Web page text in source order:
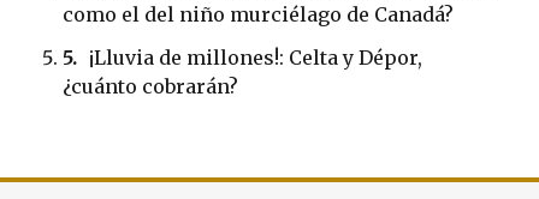
como el del niño murciélago de Canadá?
5. ¡Lluvia de millones!: Celta y Dépor,
¿cuánto cobrarán?